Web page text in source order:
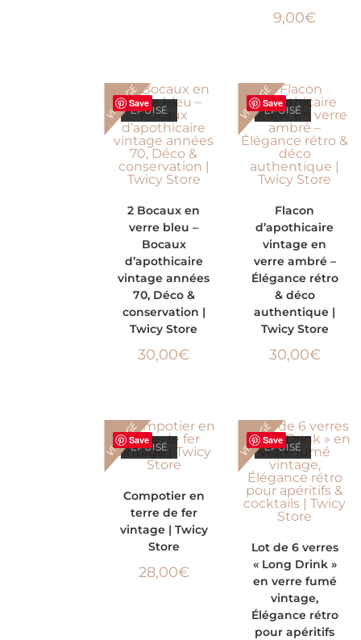
9,00€
Save
VINTAGEÉPUISÉ
2 Bocaux en
verre bleu –
Bocaux
d’apothicaire
vintage années
70, Déco &
conservation |
Twicy Store
30,00€
Save
VINTAGEÉPUISÉ
Flacon
d’apothicaire
vintage en
verre ambré –
Élégance rétro
& déco
authentique |
Twicy Store
30,00€
Save
VINTAGEÉPUISÉ
Compotier en
terre de fer
vintage | Twicy
Store
28,00€
Save
VINTAGEÉPUISÉ
Lot de 6 verres
« Long Drink »
en verre fumé
vintage,
Élégance rétro
pour apéritifs